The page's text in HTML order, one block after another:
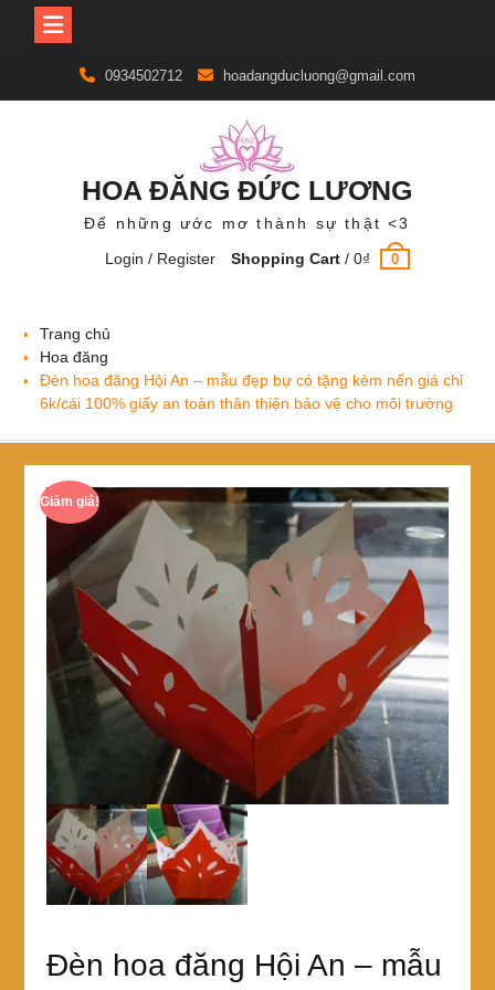
content
0934502712 hoadangducluong@gmail.com
HOA ĐĂNG ĐỨC LƯƠNG
Để những ước mơ thành sự thật <3
Login / Register
Shopping Cart /0₫ 0
Trang chủ
Hoa đăng
Đèn hoa đăng Hội An – mẫu đẹp bự có tặng kèm nến giá chỉ
6k/cái 100% giấy an toàn thân thiện bảo vệ cho môi trường
Giảm giá!
Đèn hoa đăng Hội An – mẫu